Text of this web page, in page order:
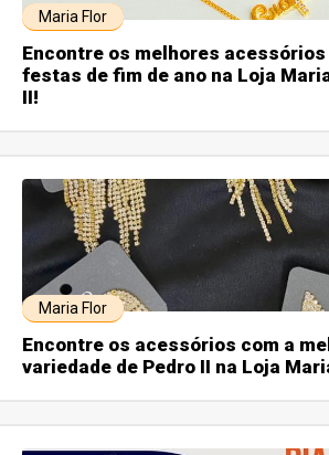
Maria Flor
Encontre os melhores
festas de fim de ano na Loja
II!
Maria Flor
Encontre os acessórios com a
variedade de Pedro II na Loja